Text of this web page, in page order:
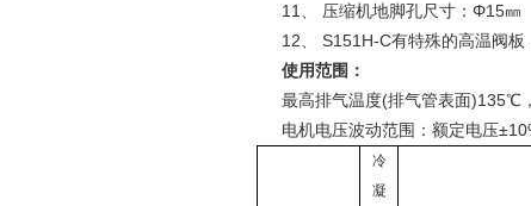
11、 压缩机地脚孔尺寸：Φ15㎜
12、 S151H-C有特殊的高温阀板
使用范围：
最高排气温度(排气管表面)135℃
电机电压波动范围：额定电压
冷
凝